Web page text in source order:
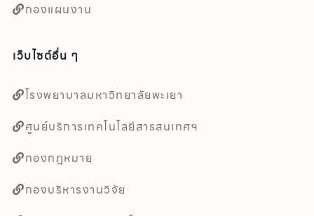
กองแผนงาน
เว็บไซต์อื่น ๆ
โรงพยาบาลมหาวิทยาลัยพะเยา
ศูนย์บริการเทคโนโลยีสารสนเทศฯ
กองกฎหมาย
กองบริหารงานวิจัย